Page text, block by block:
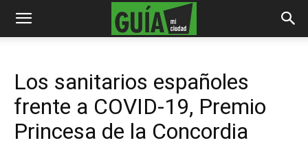
Los sanitarios españoles
frente a COVID-19, Premio
Princesa de la Concordia